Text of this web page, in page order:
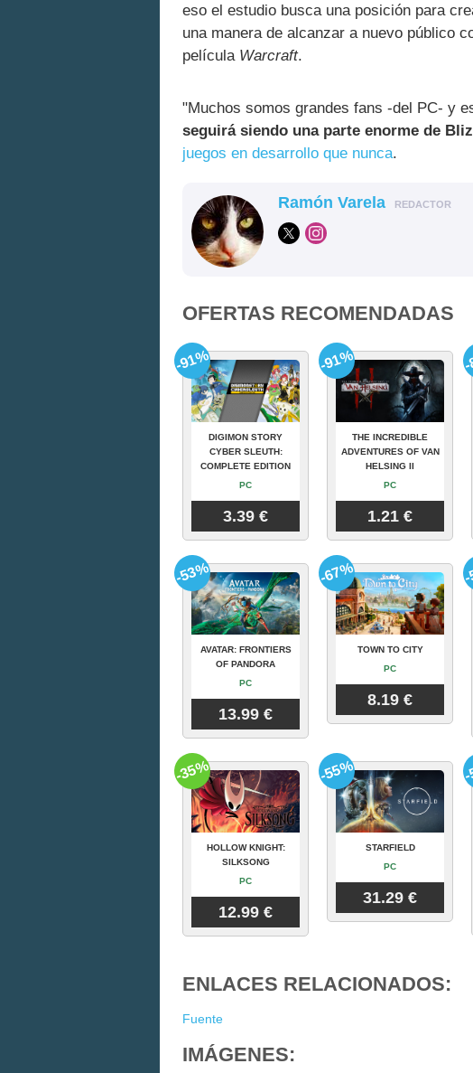
eso el estudio busca una posición para
una manera de alcanzar a nuevo público
película Warcraft.
"Muchos somos grandes fans -del PC- y
seguirá siendo una parte enorme de
juegos en desarrollo que nunca.
Ramón Varela REDACTOR
OFERTAS RECOMENDADAS
DIGIMON STORY
CYBER SLEUTH:
COMPLETE EDITION
PC
3.39 €
-91%
THE INCREDIBLE
ADVENTURES OF VAN
HELSING II
PC
1.21 €
-91% -
AVATAR: FRONTIERS
OF PANDORA
PC
13.99 €
-53%
TOWN TO CITY
PC
8.19 €
-67% -
HOLLOW KNIGHT:
SILKSONG
PC
12.99 €
-35%
STARFIELD
PC
31.29 €
-55% -
ENLACES RELACIONADOS:
Fuente
IMÁGENES: